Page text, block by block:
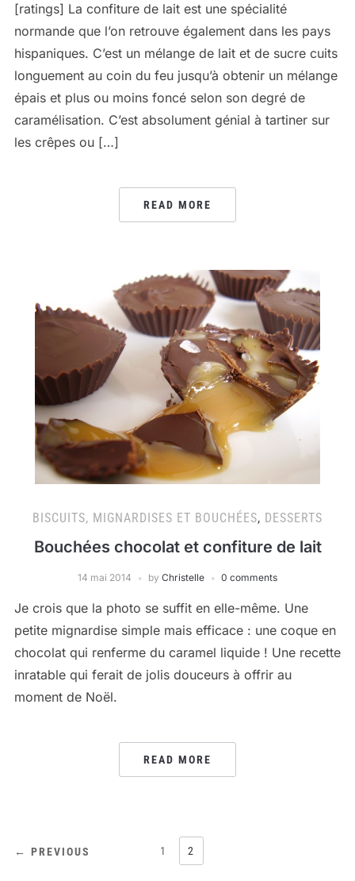
[ratings] La confiture de lait est une spécialité
normande que l’on retrouve également dans les pays
hispaniques. C’est un mélange de lait et de sucre cuits
longuement au coin du feu jusqu’à obtenir un mélange
épais et plus ou moins foncé selon son degré de
caramélisation. C’est absolument génial à tartiner sur
les crêpes ou […]
READ MORE
BISCUITS, MIGNARDISES ET BOUCHÉES, DESSERTS
Bouchées chocolat et confiture de lait
14 mai 2014 by Christelle 0 comments
Je crois que la photo se suffit en elle-même. Une
petite mignardise simple mais efficace : une coque en
chocolat qui renferme du caramel liquide ! Une recette
inratable qui ferait de jolis douceurs à offrir au
moment de Noël.
READ MORE
PAGINATION
← PREVIOUS 1 2